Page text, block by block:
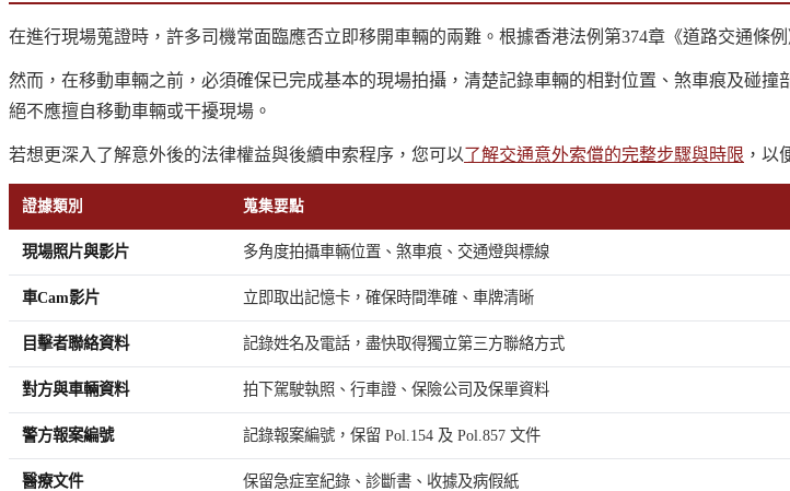
在進行現場蒐證時，許多司機常面臨應否立即移開車輛的兩難。根據香港法例第374章《道路交通條
然而，在移動車輛之前，必須確保已完成基本的現場拍攝，清楚記錄車輛的相對位置、煞車痕及碰
絕不應擅自移動車輛或干擾現場。
若想更深入了解意外後的法律權益與後續申索程序，您可以了解交通意外索償的完整步驟與時限 ，以
證據類別 蒐集要點
現場照片與影片 多角度拍攝車輛位置、煞車痕、交通燈與標線
車Cam影片 立即取出記憶卡，確保時間準確、車牌清晰
目擊者聯絡資料 記錄姓名及電話，盡快取得獨立第三方聯絡方式
對方與車輛資料 拍下駕駛執照、行車證、保險公司及保單資料
警方報案編號 記錄報案編號，保留 Pol.154 及 Pol.857 文件
醫療文件 保留急症室紀錄、診斷書、收據及病假紙